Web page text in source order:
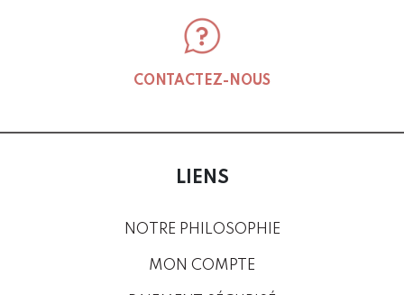
CONTACTEZ-NOUS
LIENS
NOTRE PHILOSOPHIE
MON COMPTE